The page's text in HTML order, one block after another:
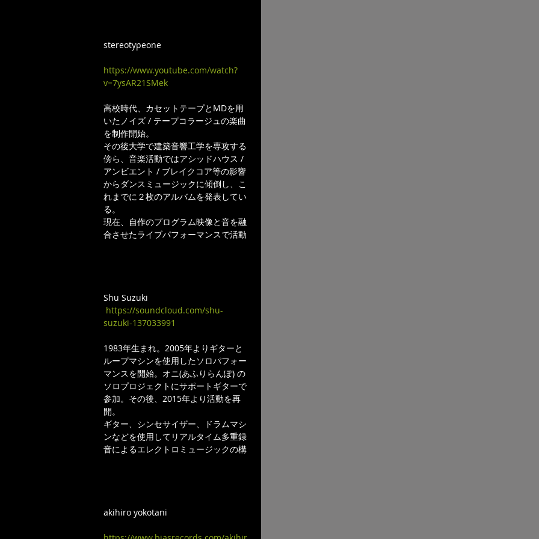
stereotypeone
https://www.youtube.com/watch?
v=7ysAR21SMek
高校時代、カセットテープとMDを用
いたノイズ / テープコラージュの楽曲
を制作開始。
その後大学で建築音響工学を専攻する
傍ら、音楽活動ではアシッドハウス /
アンビエント / ブレイクコア等の影響
からダンスミュージックに傾倒し、こ
れまでに２枚のアルバムを発表してい
る。
現在、自作のプログラム映像と音を融
合させたライブパフォーマンスで活動
Shu Suzuki
https://soundcloud.com/shu-
suzuki-137033991
1983年生まれ。2005年よりギターと
ループマシンを使用したソロパフォー
マンスを開始。オニ(あふりらんぽ) の
ソロプロジェクトにサポートギターで
参加。その後、2015年より活動を再
開。
ギター、シンセサイザー、ドラムマシ
ンなどを使用してリアルタイム多重録
音によるエレクトロミュージックの構
akihiro yokotani